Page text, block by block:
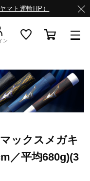
マト運輸HP）
ン
ックスメガキ
／平均680g)(3